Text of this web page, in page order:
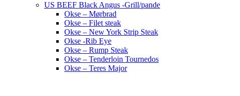
US BEEF Black Angus -Grill/pande
Okse – Mørbrad
Okse – Filet steak
Okse – New York Strip Steak
Okse -Rib Eye
Okse – Rump Steak
Okse – Tenderloin Tournedos
Okse – Teres Major